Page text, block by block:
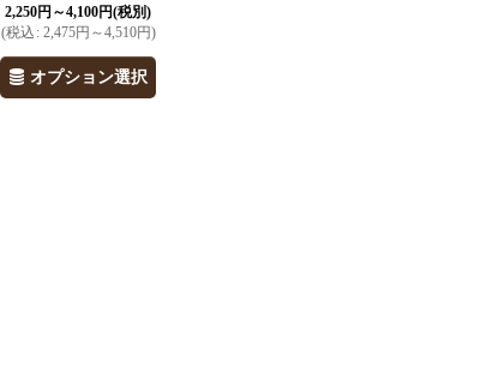
2,250円 ～4,100円(税別)
(税込 : 2,475円 ～4,510円)
オプション選択